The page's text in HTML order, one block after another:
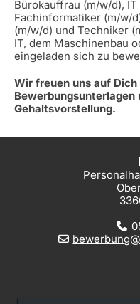
Bürokauffrau (m/w/d),
Fachinformatiker (m/w/
(m/w/d) und Techniker
IT, dem Maschinenbau
eingeladen sich zu
Wir freuen uns auf
Bewerbungsunterlagen
Gehaltsvorstellung.